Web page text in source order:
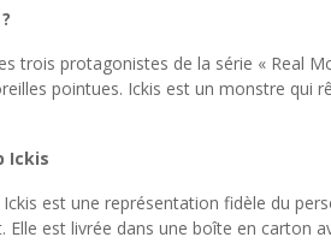
trois protagonistes de la série « Real
pointues. Ickis est un monstre qui
Ickis
est une représentation fidèle du
Elle est livrée dans une boîte en carton